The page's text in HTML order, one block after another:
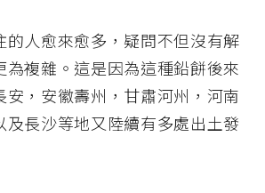
的人愈來愈多，疑問不但沒有解
為複雜。這是因為這種鉛餅後來
安，安徽壽州，甘肅河州，河南
及長沙等地又陸續有多處出土發